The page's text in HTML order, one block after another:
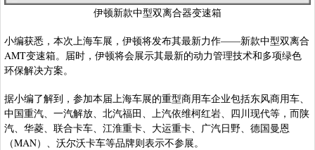
伊顿新款中型双离合器变速箱
小编获悉，本次上海车展，伊顿将发布其最新力作——新款中型双离合
AMT变速箱。届时，伊顿将会展示其最新的动力管理技术和多项绿色
环保解决方案。
据小编了解到，参加本届上海车展的重型商用车企业包括东风商用车、
中国重汽、一汽解放、北汽福田、上汽依维柯红岩、四川现代等，而陕
汽、华菱、联合卡车、江淮重卡、大运重卡、广汽日野、德国曼恩
（MAN）、沃尔沃卡车等品牌则表示不参展。